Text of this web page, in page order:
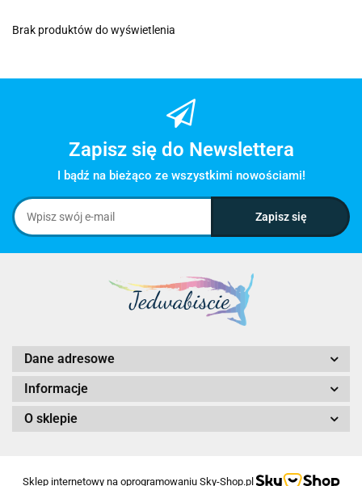
Brak produktów do wyświetlenia
Zapisz się do Newslettera
I bądź na bieżąco ze wszystkimi nowościami!
Dane adresowe
Informacje
O sklepie
Sklep internetowy na oprogramowaniu Sky-Shop.pl